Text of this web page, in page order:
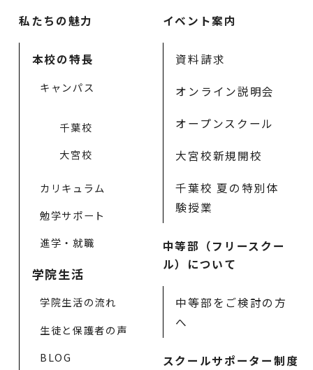
私たちの魅力
本校の特長
キャンパス
千葉校
大宮校
カリキュラム
勉学サポート
進学・就職
学院生活
学院生活の流れ
生徒と保護者の声
BLOG
イベント案内
資料請求
オンライン説明会
オープンスクール
大宮校新規開校
千葉校 夏の特別体
験授業
中等部（フリースクー
ル）について
中等部をご検討の方
へ
スクールサポーター制度